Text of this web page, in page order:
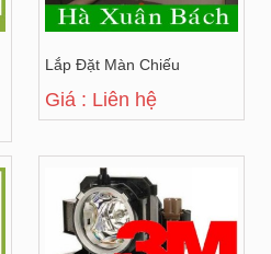
Lắp Đặt Màn Chiếu
Giá : Liên hệ